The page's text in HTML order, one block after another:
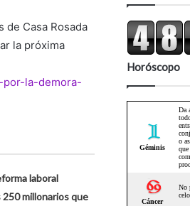
Casa Rosada
la próxima
la-demora-
laboral
millonarios que
Horóscopo